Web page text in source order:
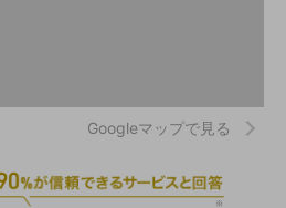
Googleマップで見る